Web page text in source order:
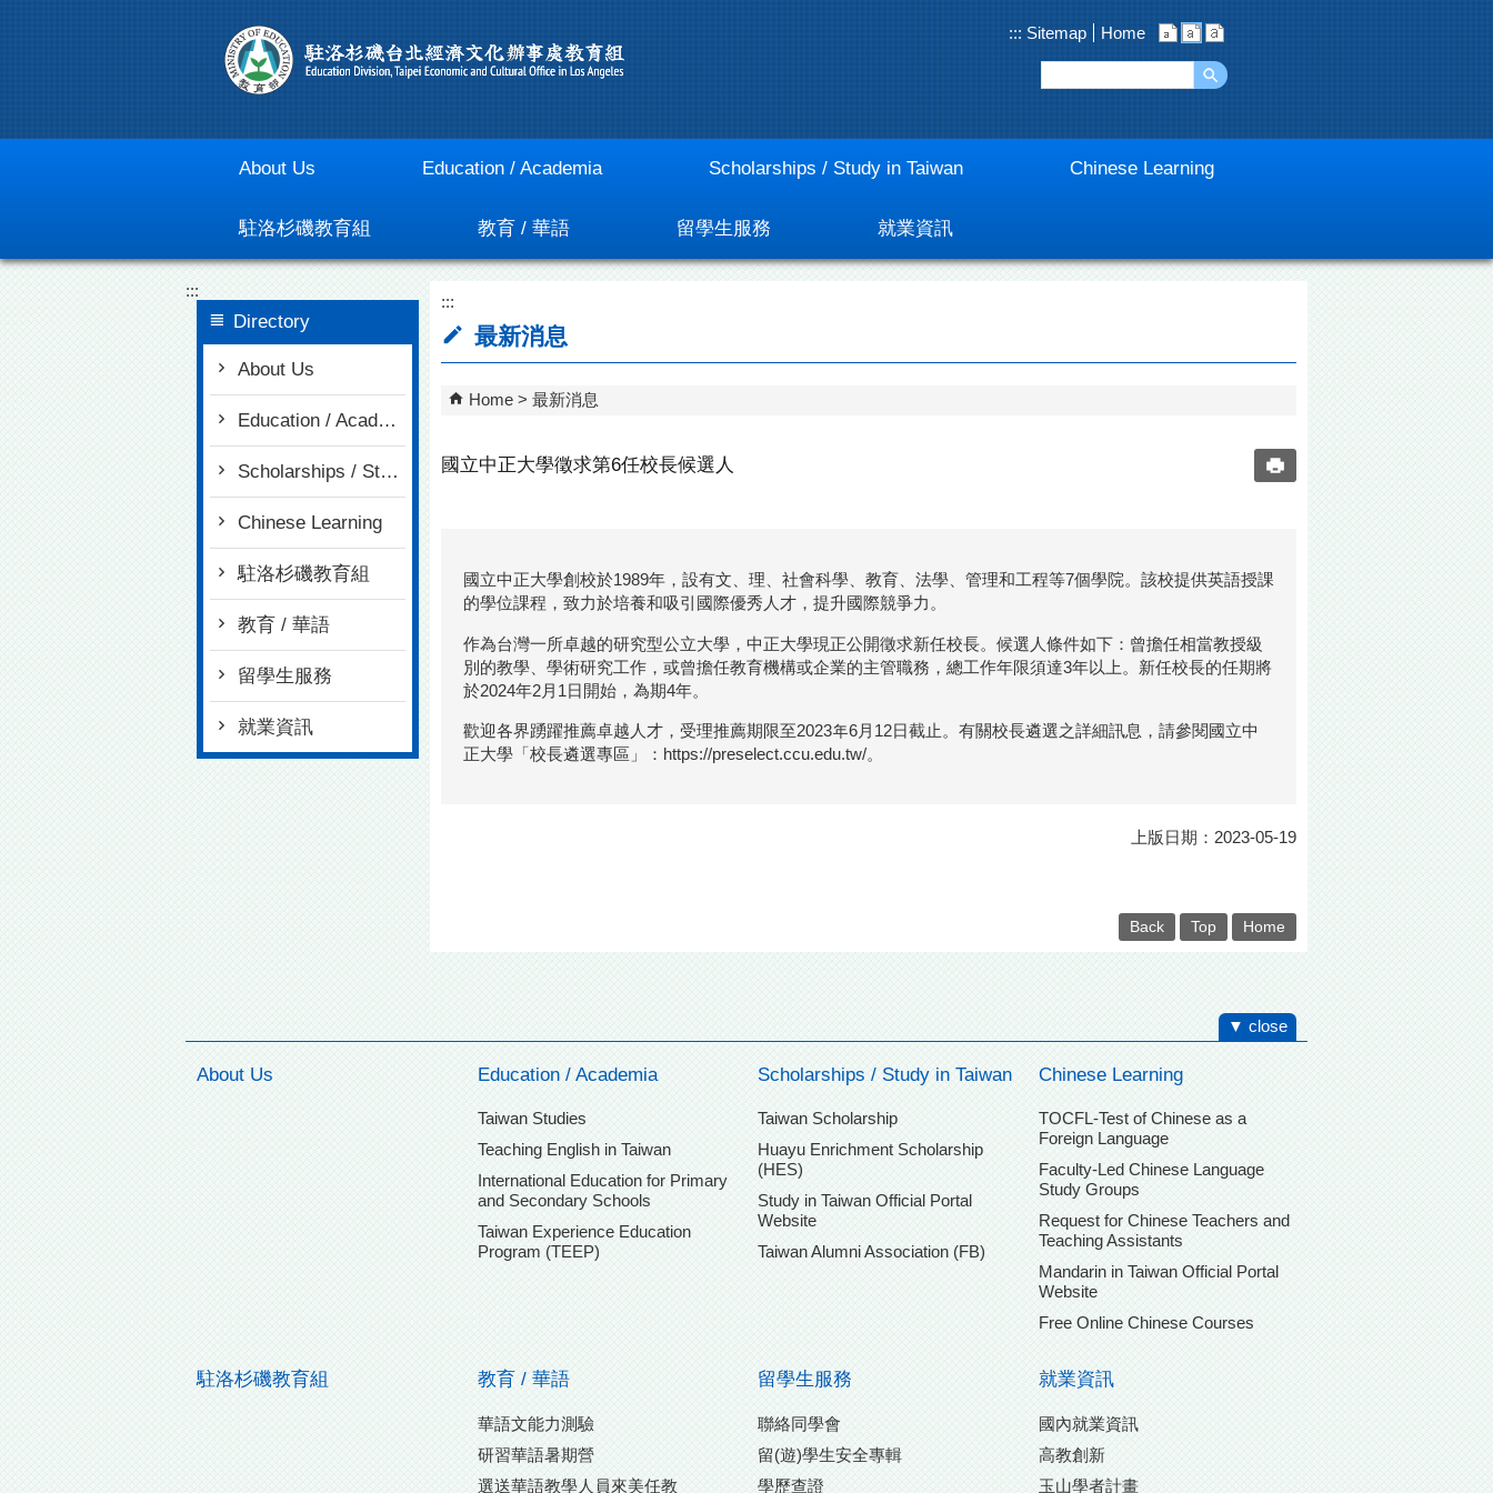
::: Sitemap Home
About Us Education / Academia Scholarships / Study in Taiwan Chinese Learning
駐洛杉磯教育組 教育 / 華語 留學生服務 就業資訊
:::
Directory
About Us
Education / Academia
Scholarships / Study in Taiwan
Chinese Learning
駐洛杉磯教育組
教育 / 華語
留學生服務
就業資訊
:::
最新消息
Home 最新消息
國立中正大學徵求第6任校長候選人
國立中正大學創校於1989年，設有文、理、社會科學、教育、法學、管理和工程等7個學院。該校提供英語授課
的學位課程，致力於培養和吸引國際優秀人才，提升國際競爭力。
作為台灣一所卓越的研究型公立大學，中正大學現正公開徵求新任校長。候選人條件如下：曾擔任相當教授級
別的教學、學術研究工作，或曾擔任教育機構或企業的主管職務，總工作年限須達3年以上。新任校長的任期將
於2024年2月1日開始，為期4年。
歡迎各界踴躍推薦卓越人才，受理推薦期限至2023年6月12日截止。有關校長遴選之詳細訊息，請參閱國立中
正大學「校長遴選專區」：https://preselect.ccu.edu.tw/。
上版日期：2023-05-19
Back Top Home
▼ close
About Us Education / Academia
Taiwan Studies
Teaching English in Taiwan
International Education for Primary
and Secondary Schools
Taiwan Experience Education
Program (TEEP)
Scholarships / Study in Taiwan
Taiwan Scholarship
Huayu Enrichment Scholarship
(HES)
Study in Taiwan Official Portal
Website
Taiwan Alumni Association (FB)
Chinese Learning
TOCFL-Test of Chinese as a
Foreign Language
Faculty-Led Chinese Language
Study Groups
Request for Chinese Teachers and
Teaching Assistants
Mandarin in Taiwan Official Portal
Website
Free Online Chinese Courses
駐洛杉磯教育組 教育 / 華語
華語文能力測驗
研習華語暑期營
選送華語教學人員來美任教
留學生服務
聯絡同學會
留(遊)學生安全專輯
學歷查證
就業資訊
國內就業資訊
高教創新
玉山學者計畫